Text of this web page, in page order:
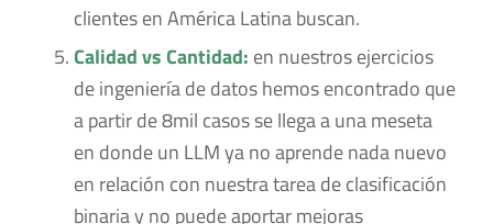
clientes en América Latina buscan.
Calidad vs Cantidad: en nuestros ejercicios
de ingeniería de datos hemos encontrado que
a partir de 8mil casos se llega a una meseta
en donde un LLM ya no aprende nada nuevo
en relación con nuestra tarea de clasificación
binaria y no puede aportar mejoras